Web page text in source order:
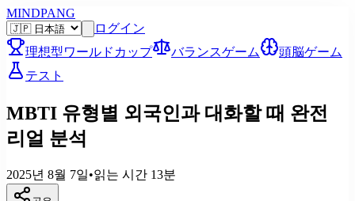
MINDPANG
ログイン
理想型ワールドカップ
バランスゲーム
頭脳ゲーム
テスト
MBTI 유형별 외국인과 대화할 때 완전
리얼 분석
2025년 8월 7일•읽는 시간 13분